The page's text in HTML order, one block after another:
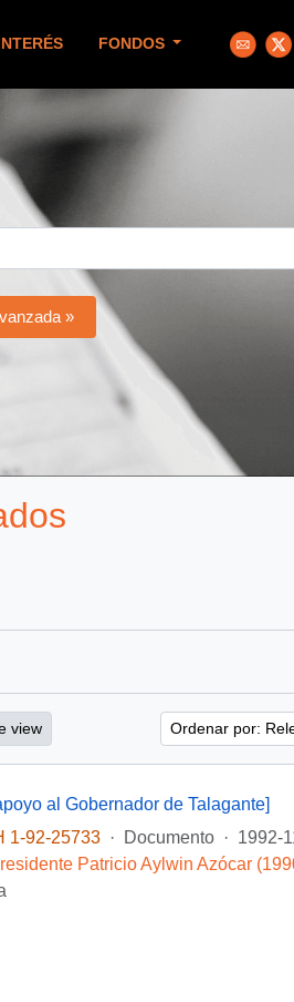
FONDOS
»
view Ordenar por:
al Gobernador de Talagante]
1-92-25733
· Documento · 1992-
Patricio Aylwin Azócar